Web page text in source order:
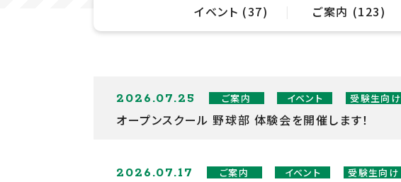
イベント (37) ご案内 (123)
2026.07.25 ご案内 イベント 受験生向け
オープンスクール 野球部 体験会を開催します！
2026.07.17 ご案内 イベント 受験生向け